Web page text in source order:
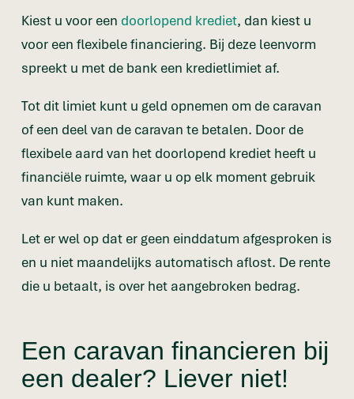
Kiest u voor een doorlopend krediet, dan kiest u
voor een flexibele financiering. Bij deze leenvorm
spreekt u met de bank een kredietlimiet af.
Tot dit limiet kunt u geld opnemen om de caravan
of een deel van de caravan te betalen. Door de
flexibele aard van het doorlopend krediet heeft u
financiële ruimte, waar u op elk moment gebruik
van kunt maken.
Let er wel op dat er geen einddatum afgesproken is
en u niet maandelijks automatisch aflost. De rente
die u betaalt, is over het aangebroken bedrag.
Een caravan financieren bij
een dealer? Liever niet!